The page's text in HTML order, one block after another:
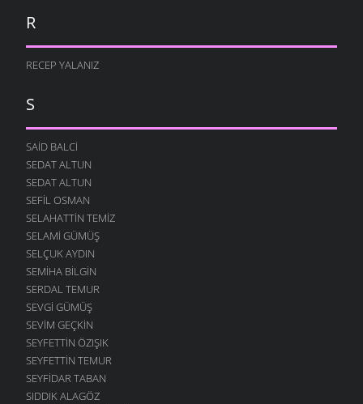
R
RECEP YALANIZ
S
SAID BALCI
SEDAT ALTUN
SEDAT ALTUN
SEFIL OSMAN
SELAHATTIN TEMIZ
SELAMI GÜMÜŞ
SELÇUK AYDIN
SEMIHA BILGIN
SERDAL TEMUR
SEVGI GÜMÜŞ
SEVIM GEÇKIN
SEYFETTIN ÖZIŞIK
SEYFETTIN TEMUR
SEYFIDAR TABAN
SIDDIK ALAGÖZ